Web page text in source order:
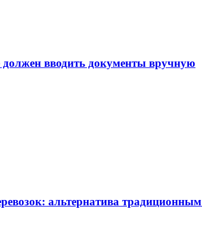
должен вводить документы вручную
альтернатива